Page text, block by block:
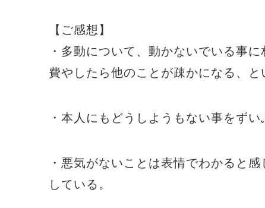
【ご感想】
・多動について、動かないでいる事
費やしたら他のことが疎かになる、と
・本人にもどうしようもない事をずい
・悪気がないことは表情でわかると
している。